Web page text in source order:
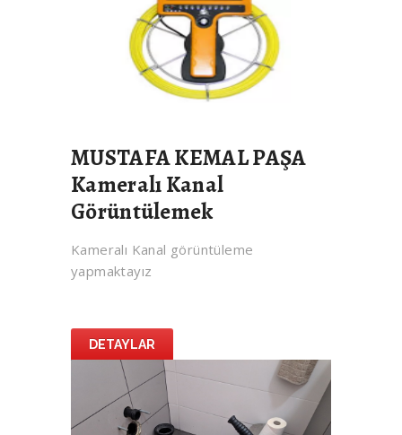
MUSTAFA KEMAL PAŞA
Kameralı Kanal
Görüntülemek
Kameralı Kanal görüntüleme
yapmaktayız
DETAYLAR